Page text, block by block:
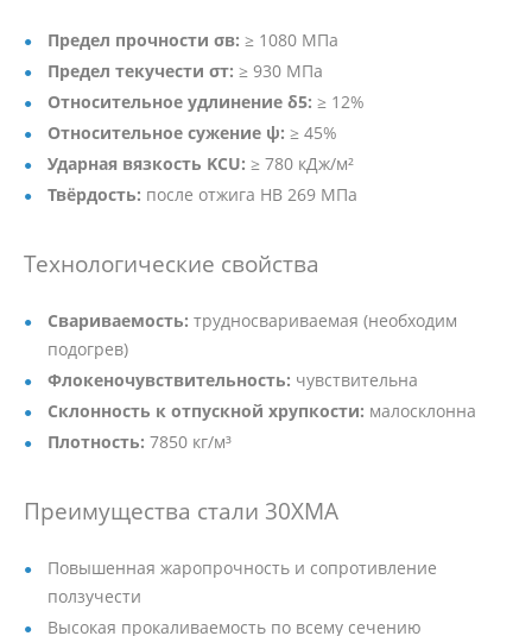
Предел прочности σв: ≥ 1080 МПа
Предел текучести σт: ≥ 930 МПа
Относительное удлинение δ5: ≥ 12%
Относительное сужение ψ: ≥ 45%
Ударная вязкость KCU: ≥ 780 кДж/м²
Твёрдость: после отжига HB 269 МПа
Технологические свойства
Свариваемость: трудносвариваемая (необходим
подогрев)
Флокеночувствительность: чувствительна
Склонность к отпускной хрупкости: малосклонна
Плотность: 7850 кг/м³
Преимущества стали 30ХМА
Повышенная жаропрочность и сопротивление
ползучести
Высокая прокаливаемость по всему сечению